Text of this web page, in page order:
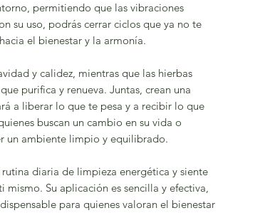
permitiendo que las vibraciones
su uso, podrás cerrar ciclos que ya no te
el bienestar y la armonía.
y calidez, mientras que las hierbas
purifica y renueva. Juntas, crean una
a liberar lo que te pesa y a recibir lo que
buscan un cambio en su vida o
un ambiente limpio y equilibrado.
diaria de limpieza energética y siente
mismo. Su aplicación es sencilla y efectiva,
para quienes valoran el bienestar